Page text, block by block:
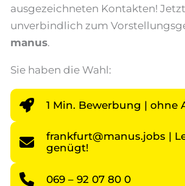
ausgezeichneten Kontakten!
unverbindlich zum
manus.
Sie haben die Wahl:
1 Min. Bewerbung | ohne
frankfurt@manus.jobs |
genügt!
069 – 92 07 80 0